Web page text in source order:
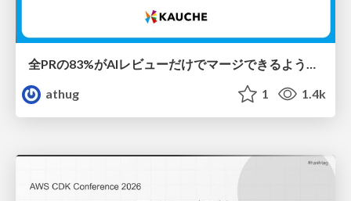
全PRの83%がAIレビューだけでマージできるようになった開発組織はその後どうなったか
athug
1 1.4k